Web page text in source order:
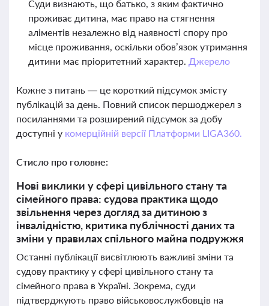
Суди визнають, що батько, з яким фактично
проживає дитина, має право на стягнення
аліментів незалежно від наявності спору про
місце проживання, оскільки обов’язок утримання
дитини має пріоритетний характер. Джерело
Кожне з питань — це короткий підсумок змісту
публікацій за день. Повний список першоджерел з
посиланнями та розширений підсумок за добу
доступні у комерційній версії Платформи LIGA360.
Стисло про головне:
Нові виклики у сфері цивільного стану та
сімейного права: судова практика щодо
звільнення через догляд за дитиною з
інвалідністю, критика публічності даних та
зміни у правилах спільного майна подружжя
Останні публікації висвітлюють важливі зміни та
судову практику у сфері цивільного стану та
сімейного права в Україні. Зокрема, суди
підтверджують право військовослужбовців на